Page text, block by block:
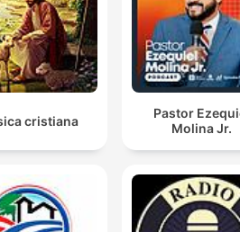
cristiana
Pastor
Molina Jr.